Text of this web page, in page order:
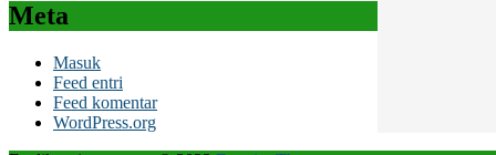
Meta
Masuk
Feed entri
Feed komentar
WordPress.org